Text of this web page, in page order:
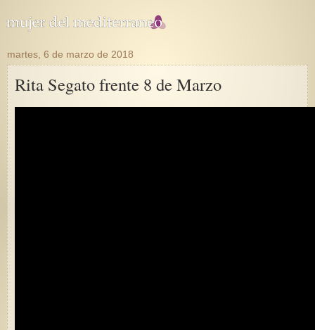
martes, 6 de marzo de 2018
Rita Segato frente 8 de Marzo